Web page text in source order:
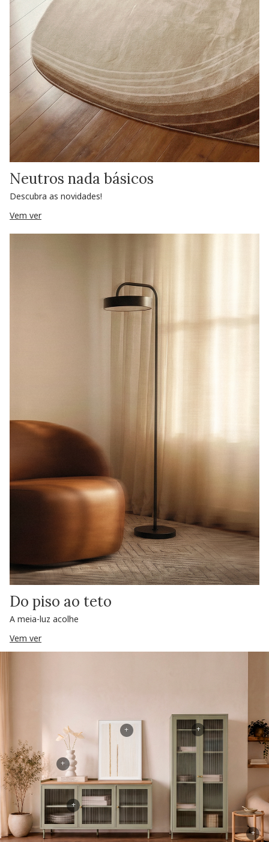
Neutros nada básicos
Descubra as novidades!
Vem ver
Do piso ao teto
A meia-luz acolhe
Vem ver
+
+
+
+
+